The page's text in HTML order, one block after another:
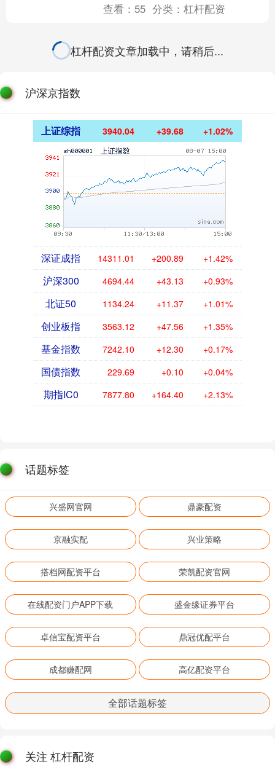
查看： 55 分类：杠杆配资
杠杆配资文章加载中，请稍后...
沪深京指数
上证综指 3940.04 +39.68 +1.02%
深证成指 14311.01 +200.89 +1.42%
沪深300 4694.44 +43.13 +0.93%
北证50 1134.24 +11.37 +1.01%
创业板指 3563.12 +47.56 +1.35%
基金指数 7242.10 +12.30 +0.17%
国债指数 229.69 +0.10 +0.04%
期指IC0 7877.80 +164.40 +2.13%
话题标签
兴盛网官网 鼎豪配资
京融实配 兴业策略
搭档网配资平台 荣凯配资官网
在线配资门户APP下载 盛金缘证券平台
卓信宝配资平台 鼎冠优配平台
成都赚配网 高亿配资平台
全部话题标签
关注 杠杆配资